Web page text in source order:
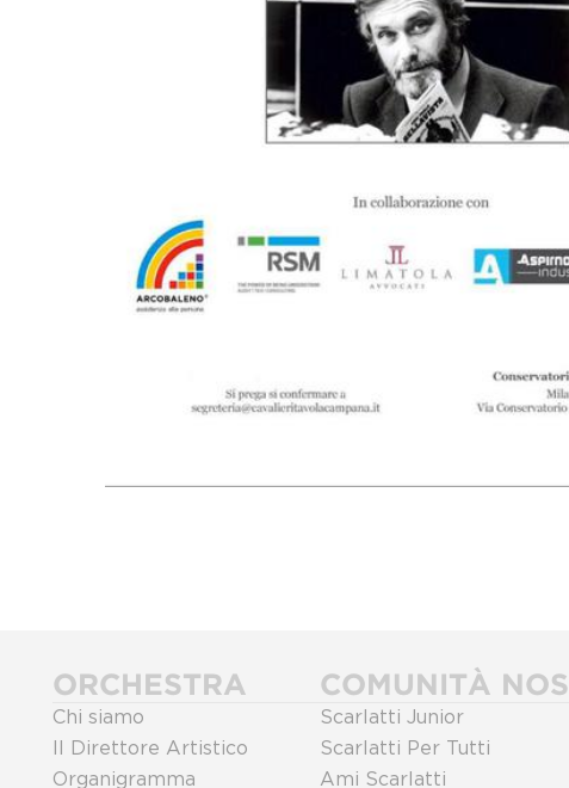
ORCHESTRA
Chi siamo
Il Direttore Artistico
Organigramma
COMUNITÀ NOS
Scarlatti Junior
Scarlatti Per Tutti
Ami Scarlatti